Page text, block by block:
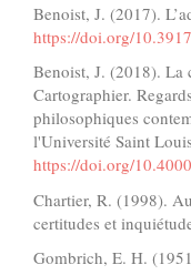
Benoist, J. (2017).
https://doi.org/
Benoist, J. (2018). La
Cartographier.
philosophiques
l'Université Saint
https://doi.org/
Chartier, R. (1998).
certitudes et
Gombrich, E. H.